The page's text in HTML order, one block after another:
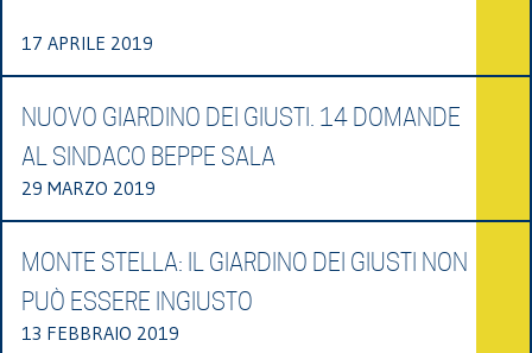
17 APRILE 2019
NUOVO GIARDINO DEI GIUSTI. 14 DOMANDE
AL SINDACO BEPPE SALA
29 MARZO 2019
MONTE STELLA: IL GIARDINO DEI GIUSTI NON
PUÒ ESSERE INGIUSTO
13 FEBBRAIO 2019